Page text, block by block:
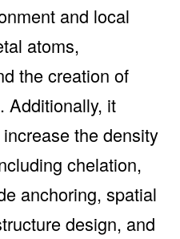
and local
atoms,
the creation of
Additionally, it
the density
chelation,
anchoring, spatial
design, and